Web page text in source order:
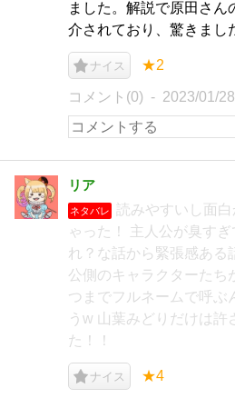
ました。解説で原田さん
介されており、驚きまし
ナイス ★2
コメント(0) 2023/01/28
リア
ネタバレ
読みやすいし面
ゃった！ 主人公が臭す
れ？な話から緊張感ある
公側のキャラクターたち
つまでフルネームで呼ぶ
うw 山葉みどりだけは許
た！！
ナイス ★4